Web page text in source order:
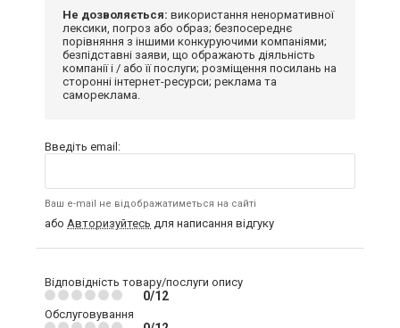
Не дозволяється: використання ненормативної
лексики, погроз або образ; безпосереднє
порівняння з іншими конкуруючими компаніями;
безпідставні заяви, що ображають діяльність
компанії і / або її послуги; розміщення посилань на
сторонні інтернет-ресурси; реклама та
самореклама.
Введіть email:
Ваш e-mail не відображатиметься на сайті
або Авторизуйтесь для написання відгуку
Відповідність товару/послуги опису
0/12
Обслуговування